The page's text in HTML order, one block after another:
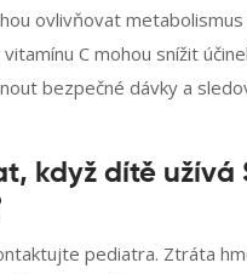
ovlivňovat metabolismus
C mohou snížit
bezpečné dávky a
když dítě užívá
pediatra. Ztráta